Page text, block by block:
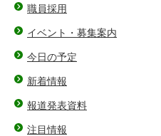
職員採用
イベント・募集案内
今日の予定
新着情報
報道発表資料
注目情報